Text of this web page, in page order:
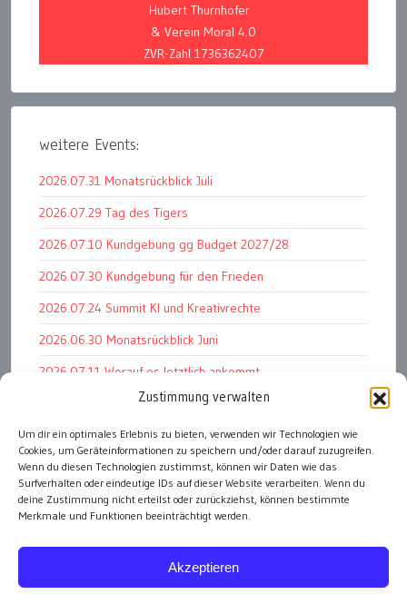
Zustimmung verwalten
Um dir ein optimales Erlebnis zu bieten, verwenden wir Technologien wie
Cookies, um Geräteinformationen zu speichern und/oder darauf zuzugreifen.
Wenn du diesen Technologien zustimmst, können wir Daten wie das
Surfverhalten oder eindeutige IDs auf dieser Website verarbeiten. Wenn du
deine Zustimmung nicht erteilst oder zurückziehst, können bestimmte
Merkmale und Funktionen beeinträchtigt werden.
Akzeptieren
Hubert Thurnhofer
& Verein Moral 4.0
ZVR-Zahl 1736362407
weitere Events:
2026.07.31 Monatsrückblick Juli
2026.07.29 Tag des Tigers
2026.07.10 Kundgebung gg Budget 2027/28
2026.07.30 Kundgebung für den Frieden
2026.07.24 Summit KI und Kreativrechte
2026.06.30 Monatsrückblick Juni
2026.07.11 Worauf es letztlich ankommt
2026.07.01 Markenwert Studie 2026
2026.07.07 Open Space im Weltmuseum
2026.06.26 PK Wirtschaftsminister und APG Vorstand
alle Events